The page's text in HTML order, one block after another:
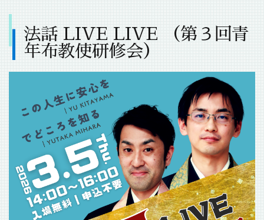
法話 LIVE LIVE （第３回青
年布教使研修会）